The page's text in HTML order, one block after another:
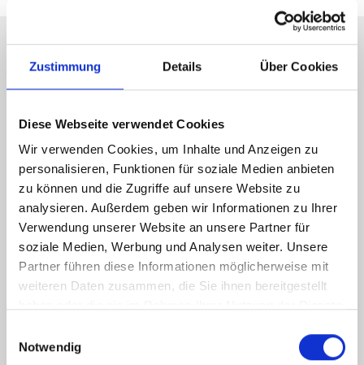
Zustimmung Details Über Cookies
Diese Webseite verwendet Cookies
Wir verwenden Cookies, um Inhalte und Anzeigen zu
personalisieren, Funktionen für soziale Medien anbieten
zu können und die Zugriffe auf unsere Website zu
analysieren. Außerdem geben wir Informationen zu Ihrer
Verwendung unserer Website an unsere Partner für
soziale Medien, Werbung und Analysen weiter. Unsere
Partner führen diese Informationen möglicherweise mit
weiteren Daten zusammen, die Sie ihnen bereitgestellt
Notwendig
Energieausweis (Verbrauchsausweis)
141,70 kWh / (m²*a)
Energieverbrauchskennwert
Weitere Informationen
Energieausweis Ausstelldatum